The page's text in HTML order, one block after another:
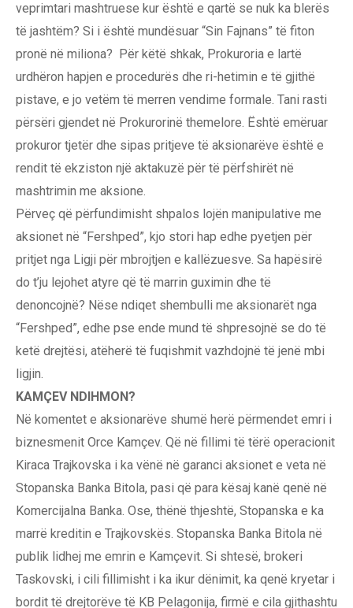
veprimtari mashtruese kur është e qartë se nuk ka blerës
të jashtëm? Si i është mundësuar “Sin Fajnans” të fiton
pronë në miliona? Për këtë shkak, Prokuroria e lartë
urdhëron hapjen e procedurës dhe ri-hetimin e të gjithë
pistave, e jo vetëm të merren vendime formale. Tani rasti
përsëri gjendet në Prokurorinë themelore. Është emëruar
prokuror tjetër dhe sipas pritjeve të aksionarëve është e
rendit të ekziston një aktakuzë për të përfshirët në
mashtrimin me aksione.
Përveç që përfundimisht shpalos lojën manipulative me
aksionet në “Fershped”, kjo stori hap edhe pyetjen për
pritjet nga Ligji për mbrojtjen e kallëzuesve. Sa hapësirë
do t’ju lejohet atyre që të marrin guximin dhe të
denoncojnë? Nëse ndiqet shembulli me aksionarët nga
“Fershped”, edhe pse ende mund të shpresojnë se do të
ketë drejtësi, atëherë të fuqishmit vazhdojnë të jenë mbi
ligjin.
KAMÇEV NDIHMON?
Në komentet e aksionarëve shumë herë përmendet emri i
biznesmenit Orce Kamçev. Që në fillimi të tërë operacionit
Kiraca Trajkovska i ka vënë në garanci aksionet e veta në
Stopanska Banka Bitola, pasi që para kësaj kanë qenë në
Komercijalna Banka. Ose, thënë thjeshtë, Stopanska e ka
marrë kreditin e Trajkovskës. Stopanska Banka Bitola në
publik lidhej me emrin e Kamçevit. Si shtesë, brokeri
Taskovski, i cili fillimisht i ka ikur dënimit, ka qenë kryetar i
bordit të drejtorëve të KB Pelagonija, firmë e cila gjithashtu